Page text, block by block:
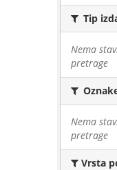
Tip
Nema
pretrage
Nema
pretrage
Vrsta